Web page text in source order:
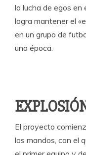
la lucha de egos en
logra mantener el
en un grupo de
una época.
El proyecto
los mandos, con el